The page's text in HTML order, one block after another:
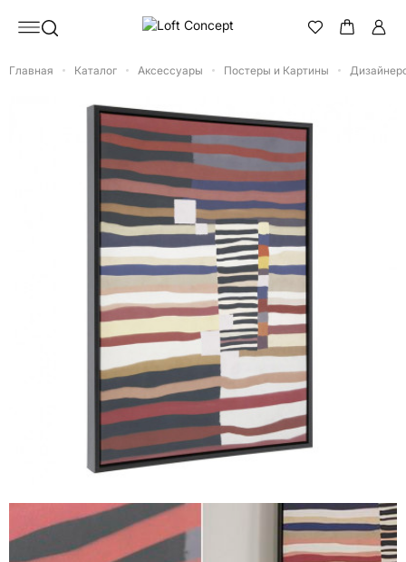
Главная Каталог Аксессуары Постеры и Картины